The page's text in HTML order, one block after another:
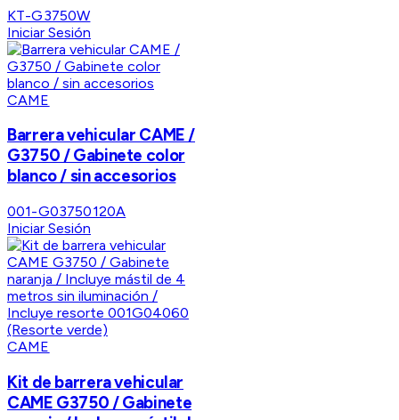
KT-G3750W
Iniciar Sesión
CAME
Barrera vehicular CAME /
G3750 / Gabinete color
blanco / sin accesorios
001-G03750120A
Iniciar Sesión
CAME
Kit de barrera vehicular
CAME G3750 / Gabinete